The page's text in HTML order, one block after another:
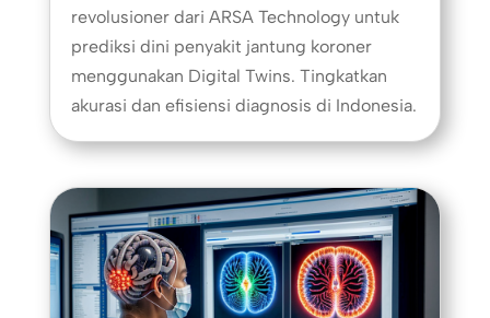
revolusioner dari ARSA Technology untuk
prediksi dini penyakit jantung koroner
menggunakan Digital Twins. Tingkatkan
akurasi dan efisiensi diagnosis di Indonesia.